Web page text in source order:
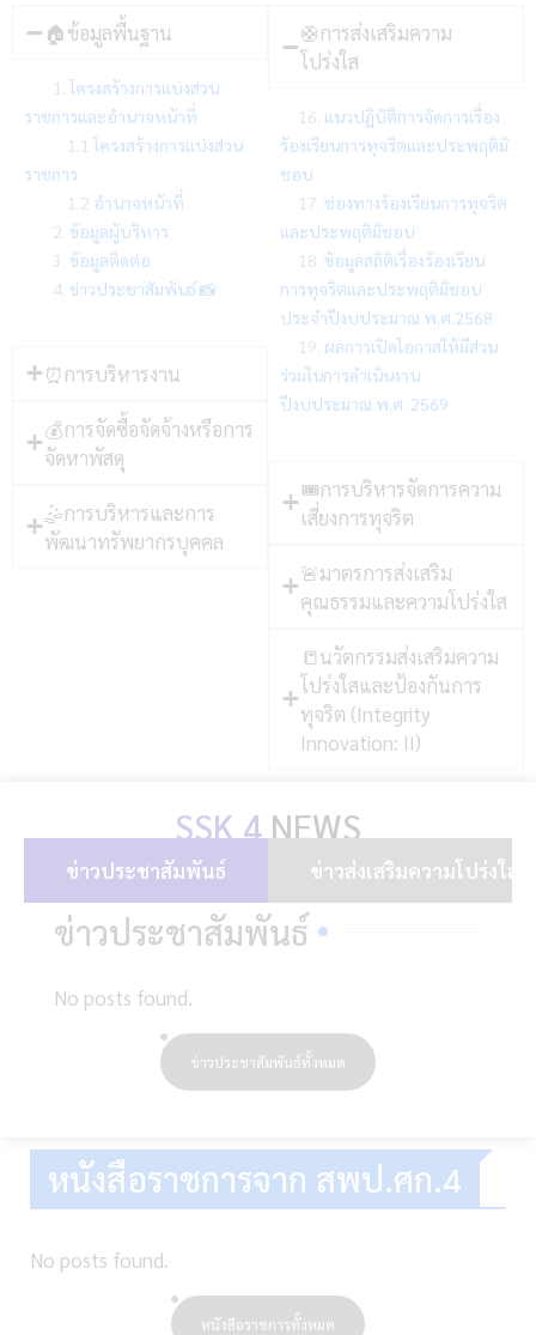
🏠ข้อมูลพื้นฐาน
1. โครงสร้างการแบ่งส่วน
ราชการและอำนาจหน้าที่
1.1 โครงสร้างการแบ่งส่วน
ราชการ
1.2 อำนาจหน้าที่
2. ข้อมูลผู้บริหาร
3. ข้อมูลติดต่อ
4. ข่าวประชาสัมพันธ์ 📸
⏰การบริหารงาน
💰การจัดซื้อจัดจ้างหรือการ
จัดหาพัสดุ
🤹การบริหารและการ
พัฒนาทรัพยากรบุคคล
🛟การส่งเสริมความ
โปร่งใส
16. แนวปฏิบัติการจัดการเรื่อง
ร้องเรียนการทุจริตและประพฤติมิ
ชอบ
17. ช่องทางร้องเรียนการทุจริต
และประพฤติมิชอบ
18. ข้อมูลสถิติเรื่องร้องเรียน
การทุจริตและประพฤติมิชอบ
ประจำปีงบประมาณ พ.ศ.2568
19. ผลการเปิดโอกาสให้มีส่วน
ร่วมในการดำเนินงาน
ปีงบประมาณ พ.ศ. 2569
🎟การบริหารจัดการความ
เสี่ยงการทุจริต
🚨มาตรการส่งเสริม
คุณธรรมและความโปร่งใส
📒นวัตกรรมส่งเสริมความ
โปร่งใสและป้องกันการ
ทุจริต (Integrity
Innovation: II)
SSK 4 NEWS
ข่าวประชาสัมพันธ์ ข่าวส่งเสริมความโปร่งใส
ข่าวประชาสัมพันธ์
No posts found.
ข่าวประชาสัมพันธ์ทั้งหมด
หนังสือราชการจาก สพป.ศก.4
No posts found.
หนังสือราชการทั้งหมด